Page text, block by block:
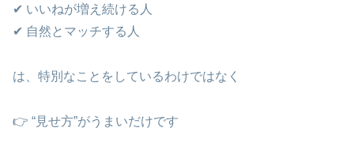
✔ いいねが増え続ける人
✔ 自然とマッチする人
は、特別なことをしているわけではなく
👉 “見せ方”がうまいだけです